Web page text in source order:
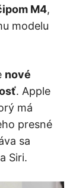
M4,
modelu
nové
. Apple
má
presné
sa
Siri.